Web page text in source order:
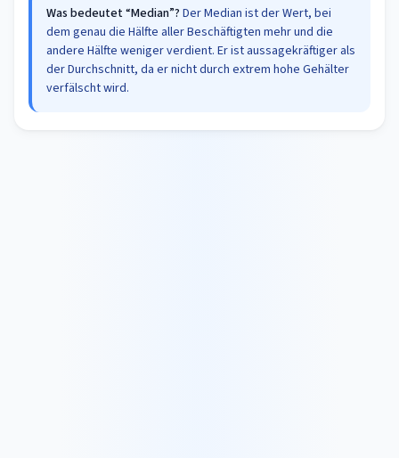
Was bedeutet “Median”? Der Median ist der Wert, bei
dem genau die Hälfte aller Beschäftigten mehr und die
andere Hälfte weniger verdient. Er ist aussagekräftiger als
der Durchschnitt, da er nicht durch extrem hohe Gehälter
verfälscht wird.